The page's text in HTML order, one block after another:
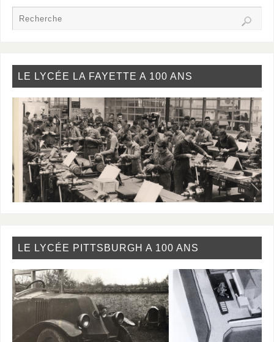
LE LYCÉE LA FAYETTE A 100 ANS
LE LYCÉE PITTSBURGH A 100 ANS